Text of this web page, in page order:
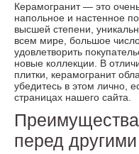
Керамогранит — это
напольное и настенное
высшей степени,
всем мире, большое
удовлетворить
новые коллекции. В
плитки, керамогранит
убедитесь в этом лично,
страницах нашего сайта.
перед